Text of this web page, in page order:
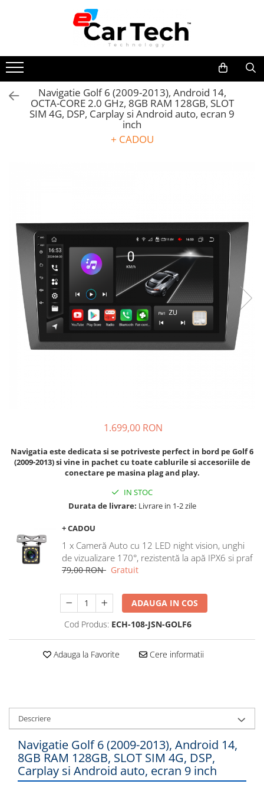
Summer sale
Navigatie dedicata
Navigatii Volkswagen
Navigatii Toyota
Navigatii Dacia
Navigatii Peugeot
Navigatii Audi
Navigatii BMW
Navigatii Mercedes
Navigatii Fiat
Navigatii KIA
Navigatii Renault
Navigatii Smart
Navigatii Honda
Navigatii Jeep
Navigatii Porsche
Navigatii Land Rover
Navigatii Iveco
Navigatii Chrysler
Navigatie universala
Navigatii 1 DIN
Navigatie GPS Portabil
Accesorii navigatii
CarPlay&Android Auto
Navigatie Golf 6 (2009-2013), Android 14,
OCTA-CORE 2.0 GHz, 8GB RAM 128GB, SLOT
SIM 4G, DSP, Carplay si Android auto, ecran 9
inch
+ CADOU
1.699,00 RON
Navigatia este dedicata si se potriveste perfect in bord peGolf 6
(2009-2013)si vine in pachet cu toate cablurile si accesoriile de
conectare pe masina plag and play.
IN STOC
Durata de livrare: Livrare in 1-2 zile
+ CADOU
1 x Cameră Auto cu 12 LED night vision, unghi
de vizualizare 170°, rezistentă la apă IPX6 si praf
79,00 RON Gratuit
ADAUGA IN COS
Cod Produs: ECH-108-JSN-GOLF6
Adauga la Favorite Cere informatii
Descriere
Navigatie Golf 6 (2009-2013), Android 14,
8GB RAM 128GB, SLOT SIM 4G, DSP,
Carplay si Android auto, ecran 9 inch